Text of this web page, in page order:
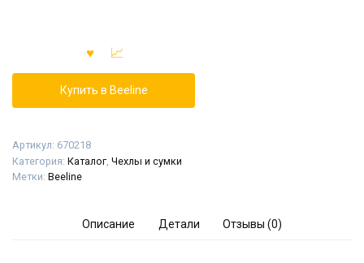
Купить в Beeline
Артикул: 670218
Категория: Каталог Чехлы и сумки
Метки: Beeline
Описание Детали Отзывы (0)